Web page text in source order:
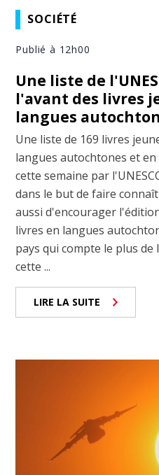
SOCIÉTÉ
Publié à 12h00
Une liste de
l'avant des livres
langues
Une liste de 169 livres
langues autochtones et
cette semaine par
dans le but de faire
aussi d'encourager
livres en langues
pays qui compte le plus
cette ...
LIRE LA SUITE